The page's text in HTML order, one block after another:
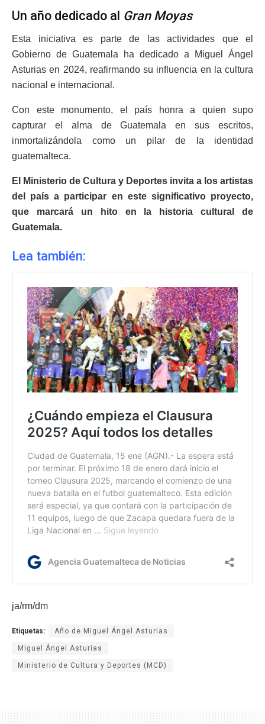
Un año dedicado al Gran Moyas
Esta iniciativa es parte de las actividades que el
Gobierno de Guatemala ha dedicado a Miguel Ángel
Asturias en 2024, reafirmando su influencia en la cultura
nacional e internacional.
Con este monumento, el país honra a quien supo
capturar el alma de Guatemala en sus escritos,
inmortalizándola como un pilar de la identidad
guatemalteca.
El Ministerio de Cultura y Deportes invita a los artistas
del país a participar en este significativo proyecto,
que marcará un hito en la historia cultural de
Guatemala.
Lea también:
ja/rm/dm
Etiquetas: Año de Miguel Ángel Asturias
Miguel Ángel Asturias
Ministerio de Cultura y Deportes (MCD)